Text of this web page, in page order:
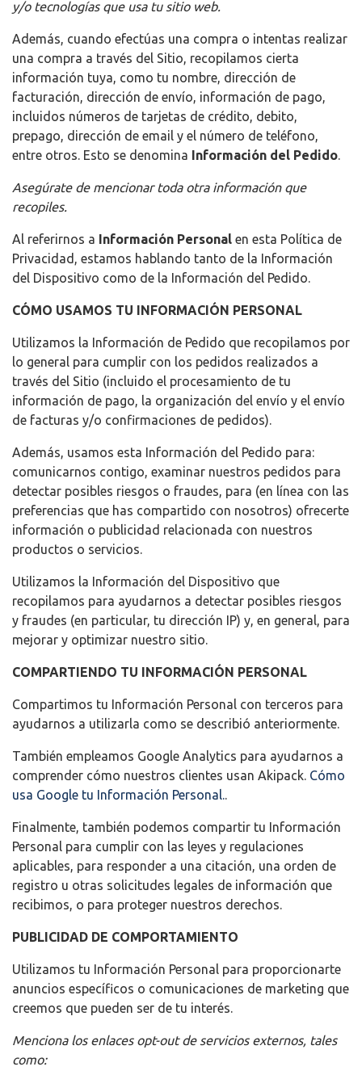
y/o tecnologías que usa tu sitio web.
Además, cuando efectúas una compra o intentas realizar
una compra a través del Sitio, recopilamos cierta
información tuya, como tu nombre, dirección de
facturación, dirección de envío, información de pago,
incluidos números de tarjetas de crédito, debito,
prepago, dirección de email y el número de teléfono,
entre otros. Esto se denomina Información del Pedido.
Asegúrate de mencionar toda otra información que
recopiles.
Al referirnos a Información Personal en esta Política de
Privacidad, estamos hablando tanto de la Información
del Dispositivo como de la Información del Pedido.
CÓMO USAMOS TU INFORMACIÓN PERSONAL
Utilizamos la Información de Pedido que recopilamos por
lo general para cumplir con los pedidos realizados a
través del Sitio (incluido el procesamiento de tu
información de pago, la organización del envío y el envío
de facturas y/o confirmaciones de pedidos).
Además, usamos esta Información del Pedido para:
comunicarnos contigo, examinar nuestros pedidos para
detectar posibles riesgos o fraudes, para (en línea con las
preferencias que has compartido con nosotros) ofrecerte
información o publicidad relacionada con nuestros
productos o servicios.
Utilizamos la Información del Dispositivo que
recopilamos para ayudarnos a detectar posibles riesgos
y fraudes (en particular, tu dirección IP) y, en general, para
mejorar y optimizar nuestro sitio.
COMPARTIENDO TU INFORMACIÓN PERSONAL
Compartimos tu Información Personal con terceros para
ayudarnos a utilizarla como se describió anteriormente.
También empleamos Google Analytics para ayudarnos a
comprender cómo nuestros clientes usan Akipack. Cómo
usa Google tu Información Personal..
Finalmente, también podemos compartir tu Información
Personal para cumplir con las leyes y regulaciones
aplicables, para responder a una citación, una orden de
registro u otras solicitudes legales de información que
recibimos, o para proteger nuestros derechos.
PUBLICIDAD DE COMPORTAMIENTO
Utilizamos tu Información Personal para proporcionarte
anuncios específicos o comunicaciones de marketing que
creemos que pueden ser de tu interés.
Menciona los enlaces opt-out de servicios externos, tales
como: